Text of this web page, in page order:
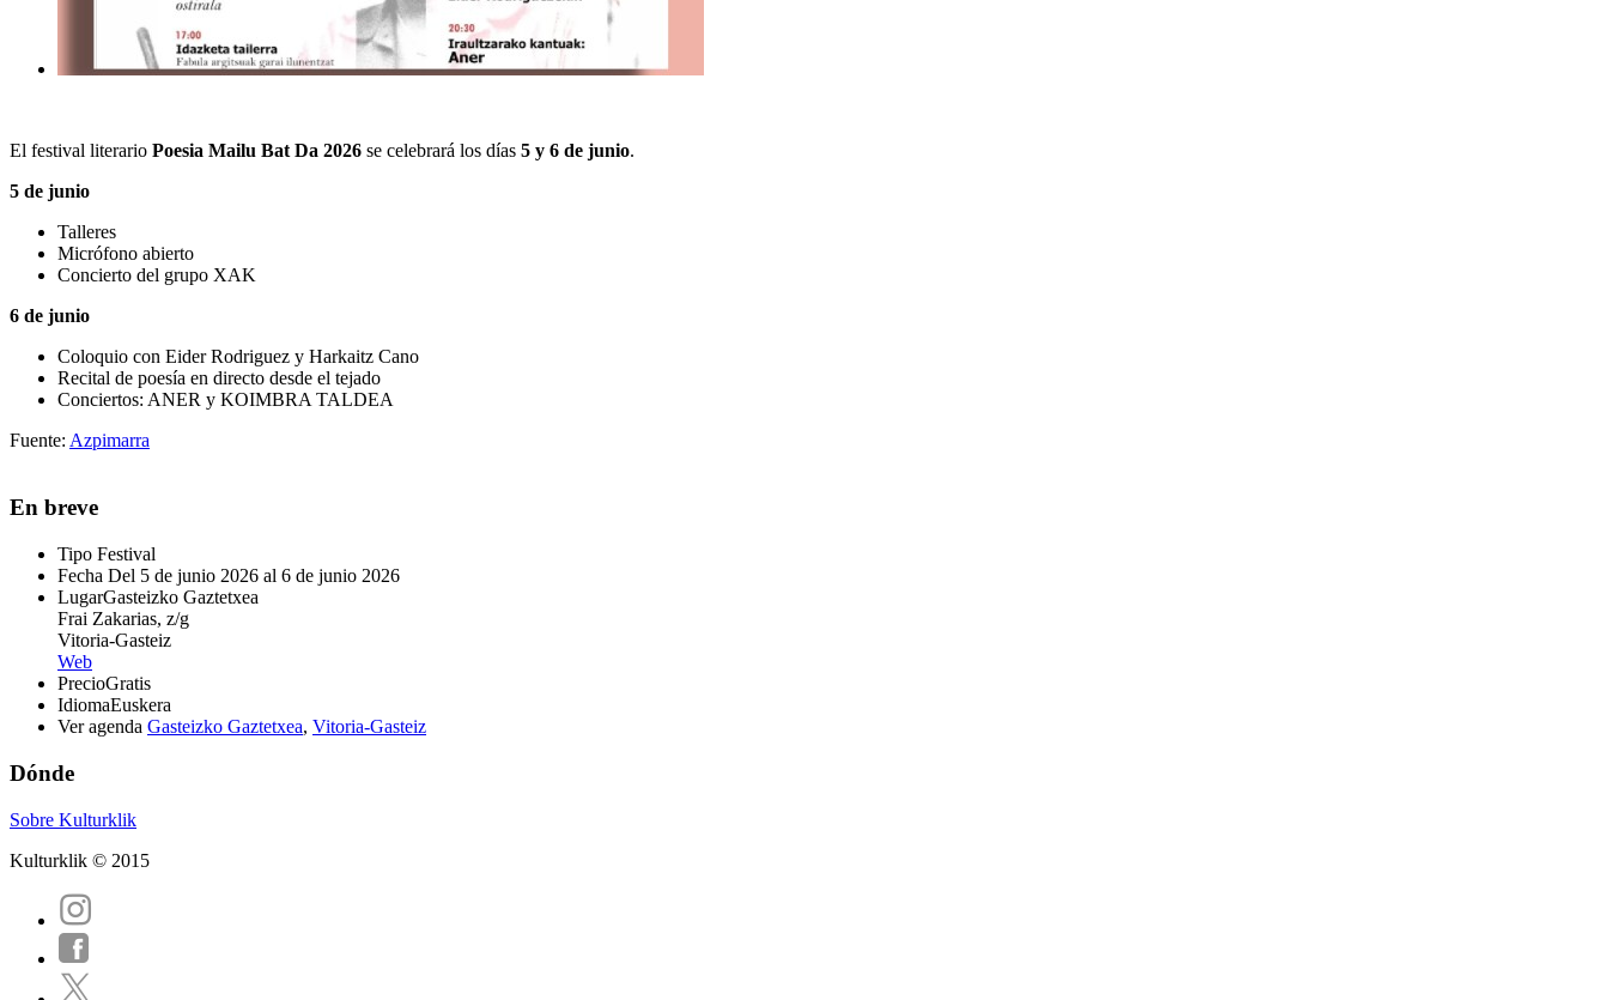
El festival literario Poesia Mailu Bat Da 2026 se celebrará los días 5 y 6 de junio.
5 de junio
Talleres
Micrófono abierto
Concierto del grupo XAK
6 de junio
Coloquio con Eider Rodriguez y Harkaitz Cano
Recital de poesía en directo desde el tejado
Conciertos: ANER y KOIMBRA TALDEA
Fuente: Azpimarra
En breve
Tipo Festival
Fecha Del 5 de junio 2026 al 6 de junio 2026
LugarGasteizko Gaztetxea
Frai Zakarias, z/g
Vitoria-Gasteiz
Web
PrecioGratis
IdiomaEuskera
Ver agenda Gasteizko Gaztetxea, Vitoria-Gasteiz
Dónde
Sobre Kulturklik
Kulturklik © 2015